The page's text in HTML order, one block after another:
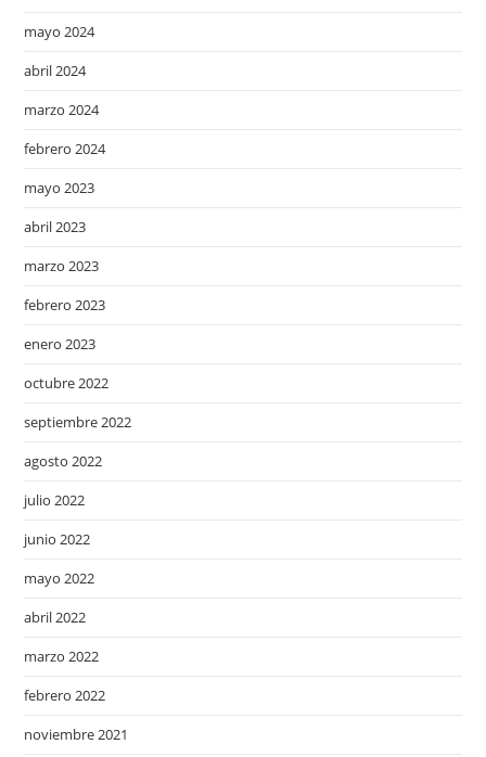
mayo 2024
abril 2024
marzo 2024
febrero 2024
mayo 2023
abril 2023
marzo 2023
febrero 2023
enero 2023
octubre 2022
septiembre 2022
agosto 2022
julio 2022
junio 2022
mayo 2022
abril 2022
marzo 2022
febrero 2022
noviembre 2021